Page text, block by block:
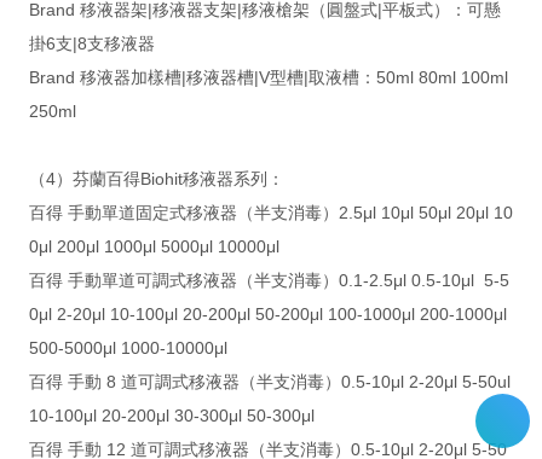
Brand 移液器架|移液器支架|移液槍架（圓盤式|平板式）：可懸
掛6支|8支移液器
Brand 移液器加樣槽|移液器槽|V型槽|取液槽：50ml 80ml 100ml
250ml
（4）芬蘭百得Biohit移液器系列：
百得 手動單道固定式移液器（半支消毒）2.5μl 10μl 50μl 20μl 10
0μl 200μl 1000μl 5000μl 10000μl
百得 手動單道可調式移液器（半支消毒）0.1-2.5μl 0.5-10μl 5-5
0μl 2-20μl 10-100μl 20-200μl 50-200μl 100-1000μl 200-1000μl
500-5000μl 1000-10000μl
百得 手動 8 道可調式移液器（半支消毒）0.5-10μl 2-20μl 5-50ul
10-100μl 20-200μl 30-300μl 50-300μl
百得 手動 12 道可調式移液器（半支消毒）0.5-10μl 2-20μl 5-50